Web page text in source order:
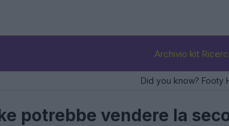
Archivio kit
Did you know? Footy
potrebbe vendere la